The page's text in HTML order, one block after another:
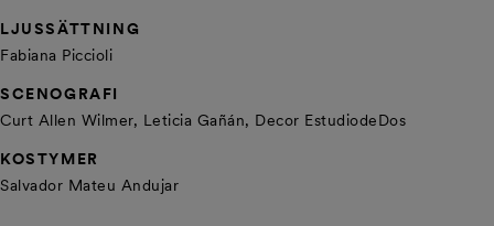
LJUSSÄTTNING
Fabiana Piccioli
SCENOGRAFI
Curt Allen Wilmer, Leticia Gañán, Decor EstudiodeDos
KOSTYMER
Salvador Mateu Andujar